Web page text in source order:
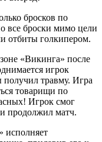
бросков по
все броски мимо цели
отбиты голкипером.
«Викинга» после
игрок
травму. Игра
товарищи по
Игрок смог
и продолжил матч.
исполняет